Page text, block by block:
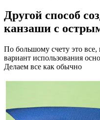
Другой способ
канзаши с
По большому счету это все,
вариант использования
Делаем все как обычно